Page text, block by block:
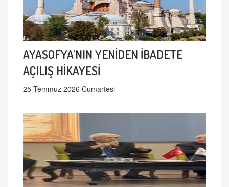
AYASOFYA'NIN YENİDEN İBADETE
AÇILIŞ HİKAYESİ
25 Temmuz 2026 Cumartesi